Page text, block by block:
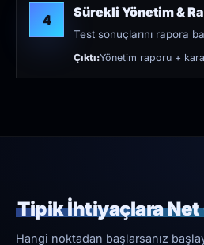
4 Sürekli Yönetim &
Test sonuçlarını rapora
Çıktı:Yönetim raporu +
Tipik İhtiyaçlara
Hangi noktadan başlarsanız